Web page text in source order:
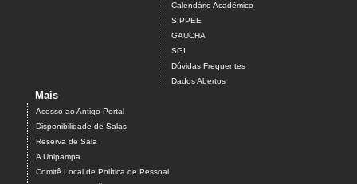
Calendário Acadêmico
SIPPEE
GAUCHA
SGI
Dúvidas Frequentes
Dados Abertos
Mais
Acesso ao Antigo Portal
Disponibilidade de Salas
Reserva de Sala
A Unipampa
Comitê Local de Política de Pessoal